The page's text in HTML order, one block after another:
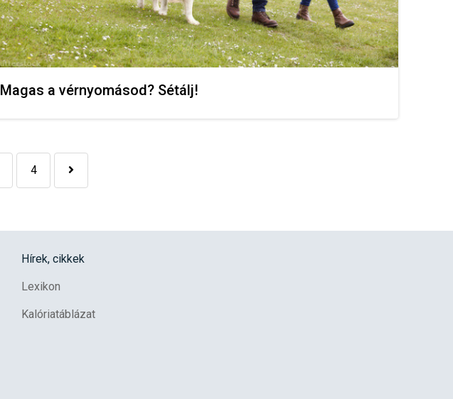
Magas a vérnyomásod? Sétálj!
4
Hírek, cikkek
Lexikon
Kalóriatáblázat